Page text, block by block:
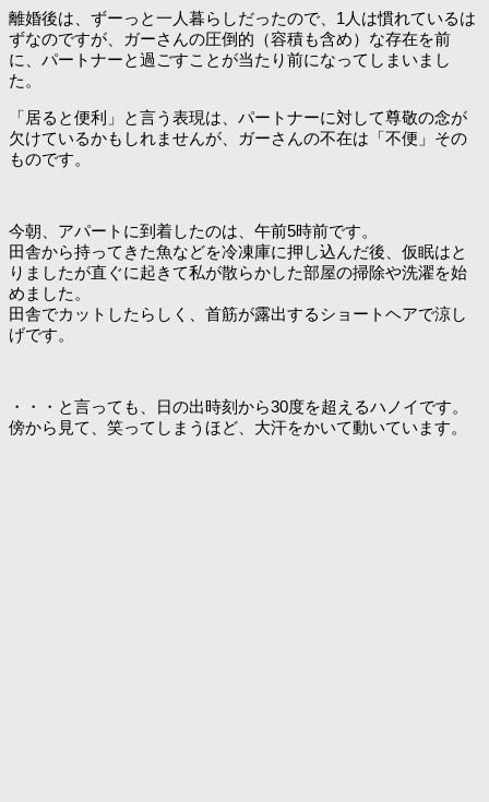
離婚後は、ずーっと一人暮らしだったので、1人は慣れているは
ずなのですが、ガーさんの圧倒的（容積も含め）な存在を前
に、パートナーと過ごすことが当たり前になってしまいまし
た。
「居ると便利」と言う表現は、パートナーに対して尊敬の念が
欠けているかもしれませんが、ガーさんの不在は「不便」その
ものです。
今朝、アパートに到着したのは、午前5時前です。
田舎から持ってきた魚などを冷凍庫に押し込んだ後、仮眠はと
りましたが直ぐに起きて私が散らかした部屋の掃除や洗濯を始
めました。
田舎でカットしたらしく、首筋が露出するショートヘアで涼し
げです。
・・・と言っても、日の出時刻から30度を超えるハノイです。
傍から見て、笑ってしまうほど、大汗をかいて動いています。